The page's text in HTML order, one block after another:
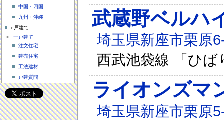
武蔵野ベルハ
埼玉県新座市栗原
西武池袋線 「ひ
ライオンズマ
埼玉県新座市栗原
中国・四国
九州・沖縄
e戸建て
一戸建て
注文住宅
建売住宅
工法建材
戸建質問